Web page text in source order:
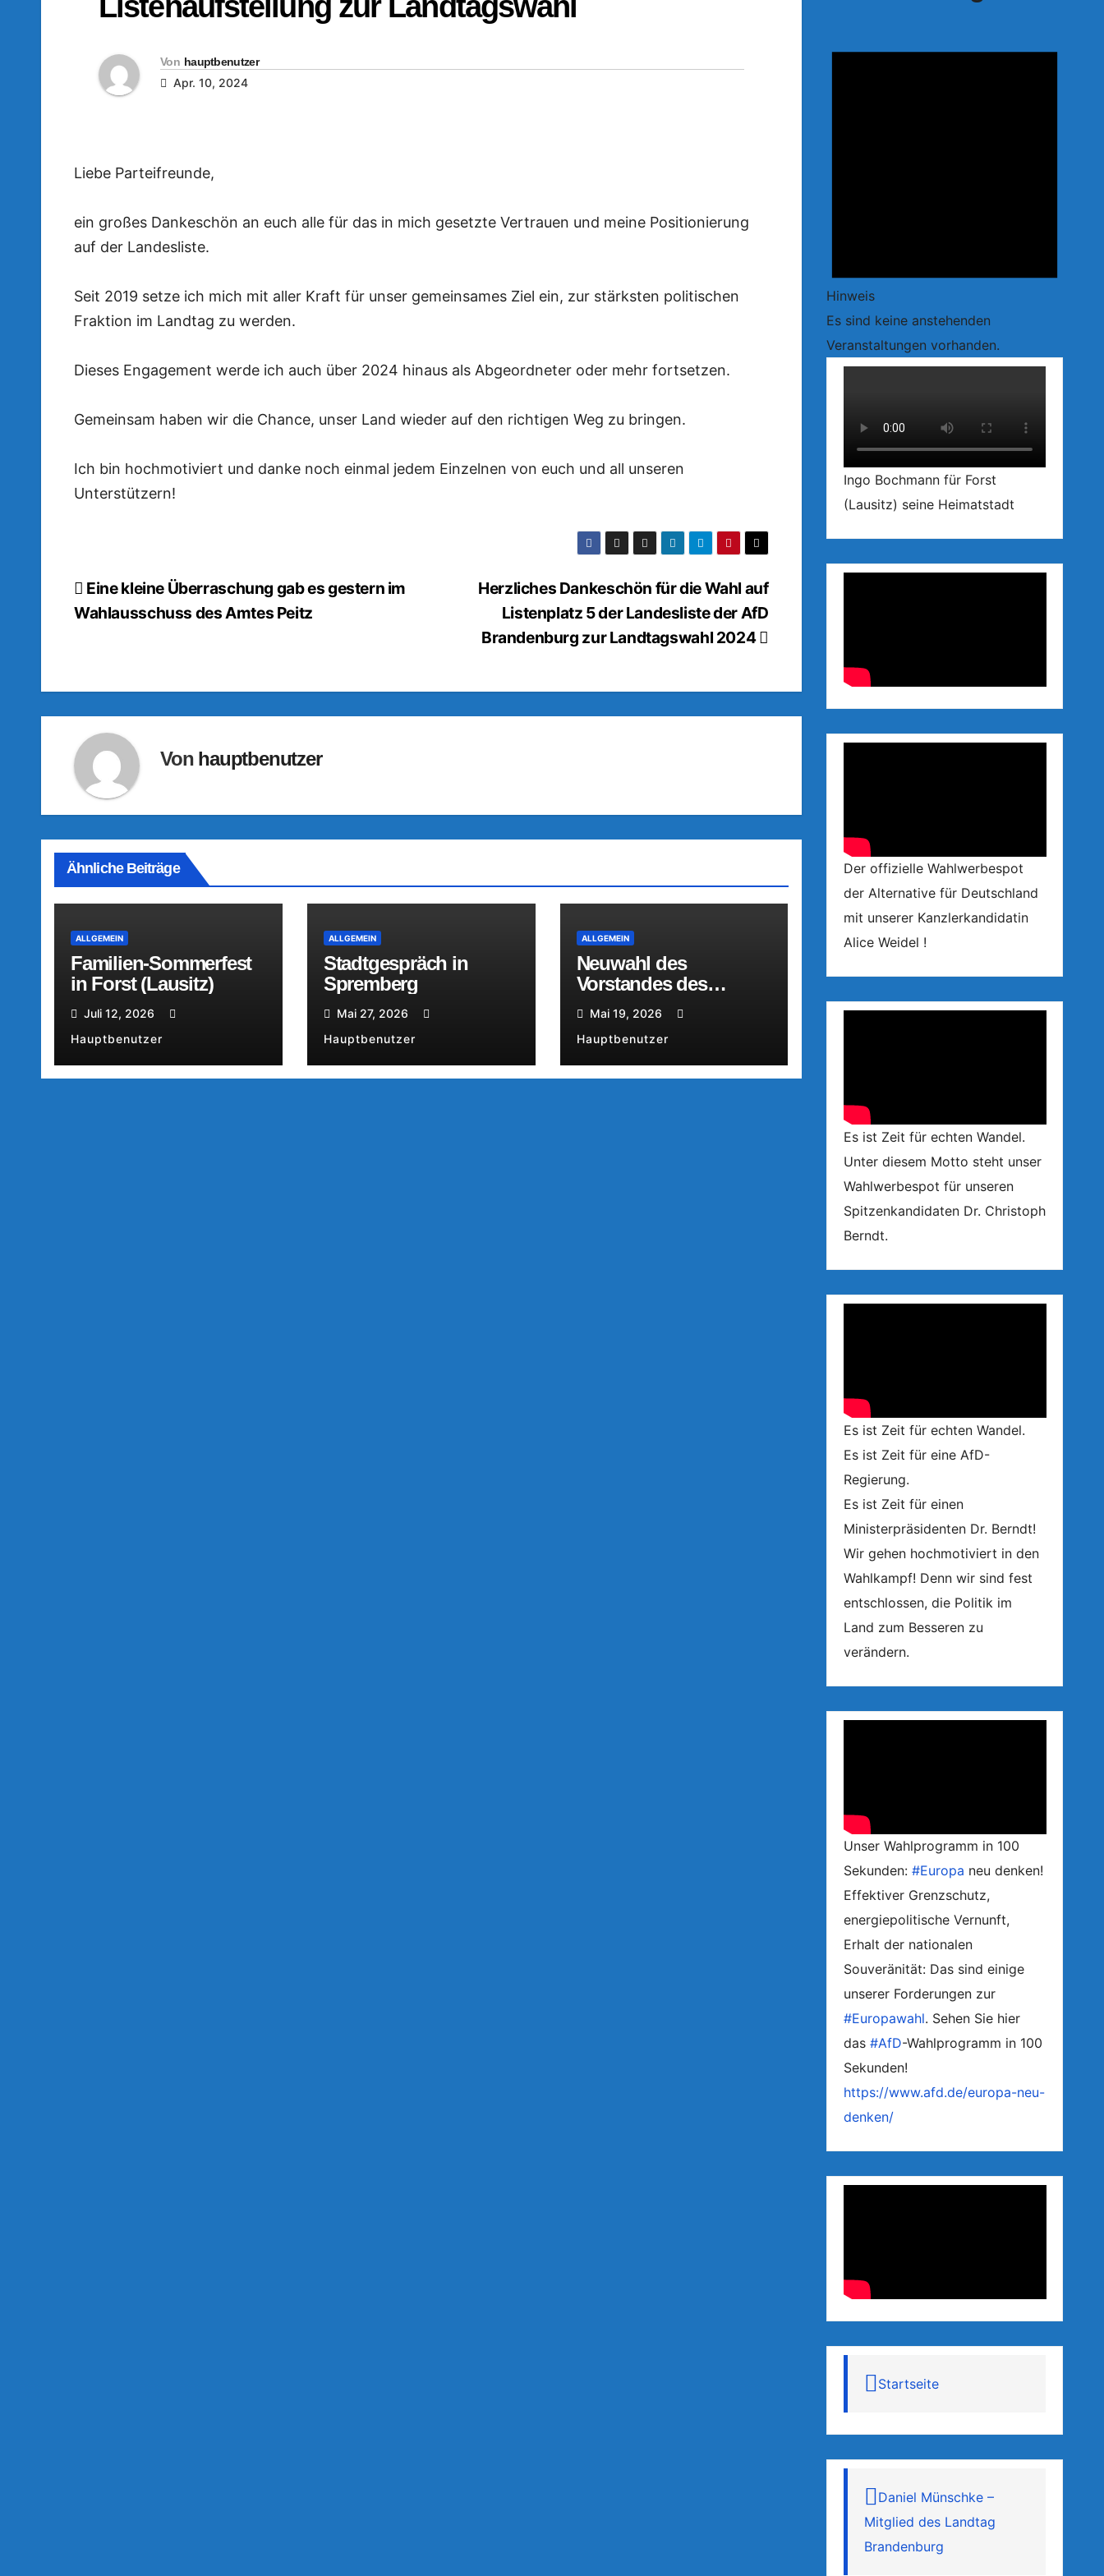
Listenaufstellung zur Landtagswahl
Von hauptbenutzer
Apr. 10, 2024
Liebe Parteifreunde,
ein großes Dankeschön an euch alle für das in mich gesetzte Vertrauen und meine Positionierung
auf der Landesliste.
Seit 2019 setze ich mich mit aller Kraft für unser gemeinsames Ziel ein, zur stärksten politischen
Fraktion im Landtag zu werden.
Dieses Engagement werde ich auch über 2024 hinaus als Abgeordneter oder mehr fortsetzen.
Gemeinsam haben wir die Chance, unser Land wieder auf den richtigen Weg zu bringen.
Ich bin hochmotiviert und danke noch einmal jedem Einzelnen von euch und all unseren
Unterstützern!
Beitragsnavigation
Herzliches Dankeschön für die Wahl auf
Listenplatz 5 der Landesliste der AfD
Brandenburg zur Landtagswahl 2024
Eine kleine Überraschung gab es gestern im
Wahlausschuss des Amtes Peitz
Von hauptbenutzer
Ähnliche Beiträge
ALLGEMEIN
Familien-Sommerfest
in Forst (Lausitz)
Juli 12, 2026
Hauptbenutzer
ALLGEMEIN
Stadtgespräch in
Spremberg
Mai 27, 2026
Hauptbenutzer
ALLGEMEIN
Neuwahl des
Vorstandes des
Kreisverbandes Spree-
Neiße
Mai 19, 2026
Hauptbenutzer
Hinweis
Es sind keine anstehenden
Veranstaltungen vorhanden.
Ingo Bochmann für Forst
(Lausitz) seine Heimatstadt
Der offizielle Wahlwerbespot
der Alternative für Deutschland
mit unserer Kanzlerkandidatin
Alice Weidel !
Es ist Zeit für echten Wandel.
Unter diesem Motto steht unser
Wahlwerbespot für unseren
Spitzenkandidaten Dr. Christoph
Berndt.
Es ist Zeit für echten Wandel.
Es ist Zeit für eine AfD-
Regierung.
Es ist Zeit für einen
Ministerpräsidenten Dr. Berndt!
Wir gehen hochmotiviert in den
Wahlkampf! Denn wir sind fest
entschlossen, die Politik im
Land zum Besseren zu
verändern.
Unser Wahlprogramm in 100
Sekunden: #Europa neu denken!
Effektiver Grenzschutz,
energiepolitische Vernunft,
Erhalt der nationalen
Souveränität: Das sind einige
unserer Forderungen zur
#Europawahl. Sehen Sie hier
das #AfD-Wahlprogramm in 100
Sekunden!
https://www.afd.de/europa-neu-
denken/
Startseite
Daniel Münschke –
Mitglied des Landtag
Brandenburg